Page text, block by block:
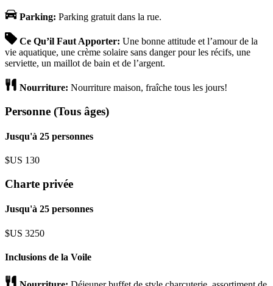
Parking: Parking gratuit dans la rue.
Ce Qu’il Faut Apporter: Une bonne attitude et l’amour de la
vie aquatique, une crème solaire sans danger pour les récifs, une
serviette, un maillot de bain et de l’argent.
Nourriture: Nourriture maison, fraîche tous les jours!
Personne (Tous âges)
Jusqu'à 25 personnes
$US 130
Charte privée
Jusqu'à 25 personnes
$US 3250
Inclusions de la Voile